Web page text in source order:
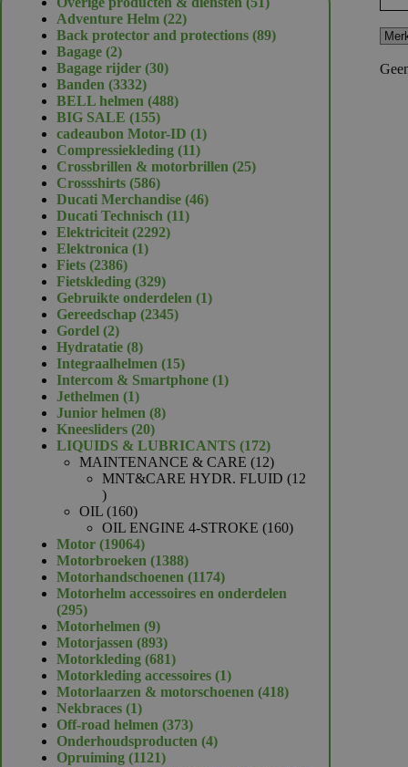
Adventure Helm 2222
producten
Back protector and protections 8989
Bagage 22
producten
Bagage rijder 3030
Banden 33323332
producten
BELL helmen 488488
BIG SALE 155155
producten
cadeaubon Motor-ID 11
Compressiekleding 1111
producten
Crossbrillen & motorbrillen 2525
Crossshirts 586586
producten
Ducati Merchandise 4646
Ducati Technisch 1111
Elektriciteit 22922292
Elektronica 11
Fiets 23862386
producten
Fietskleding 329329
producten
Gebruikte onderdelen 11
Gereedschap 23452345
Gordel 22
producten
Hydratatie 88
producten
Integraalhelmen 1515
producten
Intercom & Smartphone 11
Jethelmen 11
product
Junior helmen 88
Kneesliders 2020
producten
LIQUIDS & LUBRICANTS 172172
producten
MAINTENANCE & CARE 1212
producten
MNT&CARE HYDR. FLUID
12
12
producten
OIL 160160
producten
OIL ENGINE 4-STROKE 160160
Motor 1906419064
producten
Motorbroeken 13881388
producten
Motorhandschoenen 11741174
producten
Motorhelm accessoires en onderdelen
295295
producten
Motorhelmen 99
producten
Motorjassen 893893
producten
Motorkleding 681681
producten
Motorkleding accessoires 11
product
Motorlaarzen & motorschoenen 418418
Nekbraces 11
product
Off-road helmen 373373
producten
Onderhoudsproducten 44
Opruiming 11211121